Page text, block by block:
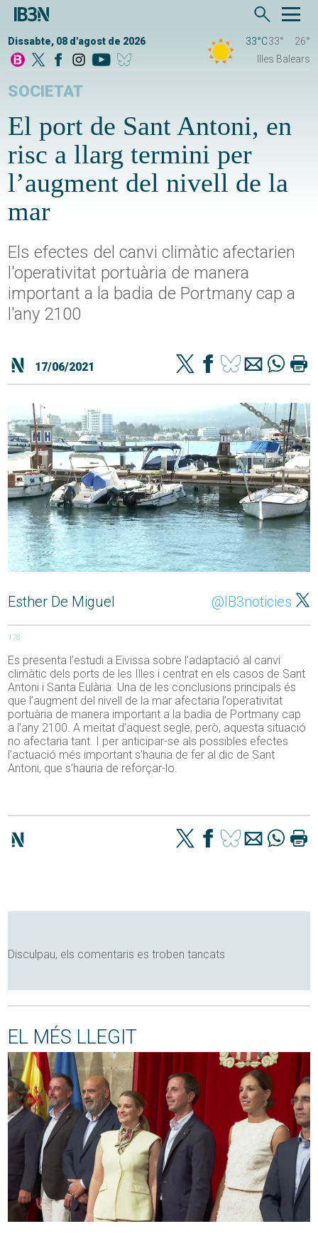
Dissabte, 08 d'agost de 2026 33°C33°
26°
Illes Balears
SOCIETAT
El port de Sant Antoni, en
risc a llarg termini per
l’augment del nivell de la
mar
Els efectes del canvi climàtic afectarien
l'operativitat portuària de manera
important a la badia de Portmany cap a
l'any 2100
17/06/2021
Esther De Miguel @IB3noticies
178
Es presenta l’estudi a Eivissa sobre l’adaptació al canvi
climàtic dels ports de les Illes i centrat en els casos de Sant
Antoni i Santa Eulària. Una de les conclusions principals és
que l’augment del nivell de la mar afectaria l’operativitat
portuària de manera important a la badia de Portmany cap
a l’any 2100. A meitat d’aquest segle, però, aquesta situació
no afectaria tant. I per anticipar-se als possibles efectes
l’actuació més important s’hauria de fer al dic de Sant
Antoni, que s’hauria de reforçar-lo.
Disculpau, els comentaris es troben tancats
EL MÉS LLEGIT